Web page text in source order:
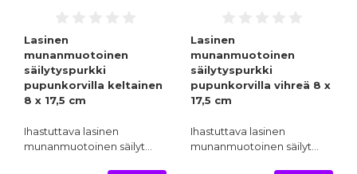
Lasinen
munanmuotoinen
säilytyspurkki
pupunkorvilla keltainen
8 x 17,5 cm
Ihastuttava lasinen
munanmuotoinen säilyt…
Lasinen
munanmuotoinen
säilytyspurkki
pupunkorvilla vihreä 8 x
17,5 cm
Ihastuttava lasinen
munanmuotoinen säilyt…